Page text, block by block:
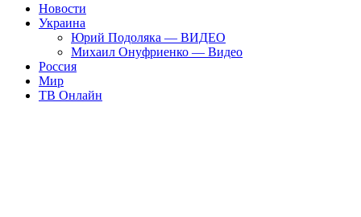
Новости
Украина
Юрий Подоляка — ВИДЕО
Михаил Онуфриенко — Видео
Россия
Мир
ТВ Онлайн